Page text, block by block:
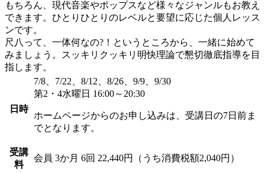
もちろん、現代音楽やポップスなど様々なジャンルもお教え
できます。ひとりひとりのレベルと要望に応じた個人レッス
ンです。
尺八って、一体何なの?！というところから、一緒に始めて
みましょう。スッキリクッキリ明快理論で懇切徹底指導を目
指します。
日時
7/8、7/22、8/12、8/26、9/9、9/30
第2・4水曜日 16:00～20:30
ホームページからのお申し込みは、受講日の7日前ま
でとなります。
受講
料
会員 3か月 6回 22,440円（うち消費税額2,040円）